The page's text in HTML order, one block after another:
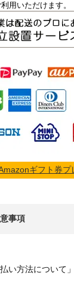
用いただけます。
ギフト券プ
事項
い方法について